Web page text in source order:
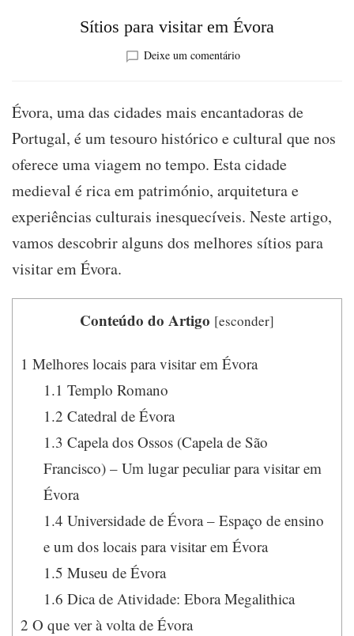
Sítios para visitar em Évora
Deixe um comentáriosobre
em
Évora
Évora, uma das cidades mais encantadoras de
Portugal, é um tesouro histórico e cultural que nos
oferece uma viagem no tempo. Esta cidade
medieval é rica em património, arquitetura e
experiências culturais inesquecíveis. Neste artigo,
vamos descobrir alguns dos melhores sítios para
visitar em Évora.
Conteúdo do Artigo [esconder]
1 Melhores locais para visitar em Évora
1.1 Templo Romano
1.2 Catedral de Évora
1.3 Capela dos Ossos (Capela de São
Francisco) – Um lugar peculiar para visitar em
Évora
1.4 Universidade de Évora – Espaço de ensino
e um dos locais para visitar em Évora
1.5 Museu de Évora
1.6 Dica de Atividade: Ebora Megalithica
2 O que ver à volta de Évora